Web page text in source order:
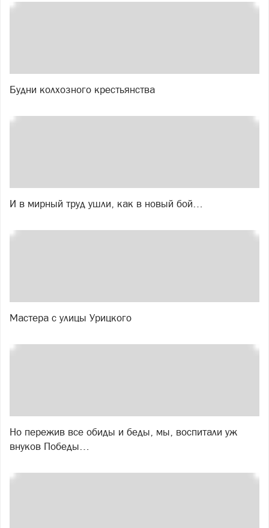
Будни колхозного крестьянства
И в мирный труд ушли, как в новый бой…
Мастера с улицы Урицкого
Но пережив все обиды и беды, мы, воспитали уж
внуков Победы…